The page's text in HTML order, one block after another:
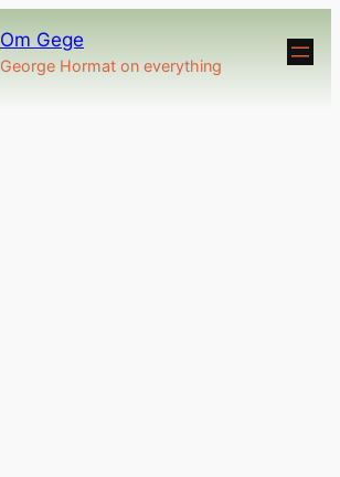
Om Gege
George Hormat on everything